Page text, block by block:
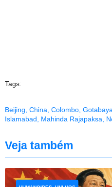
Tags:
Beijing China Colombo
Islamabad
Mahinda Rajapaksa
Veja também